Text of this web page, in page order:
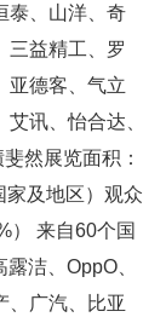
泰、山洋、奇
三益精工、罗
亚德客、气立
讯、怡合达、
然展览面积：
及地区）观众
） 来自60个国
洁、OppO、
、广汽、比亚